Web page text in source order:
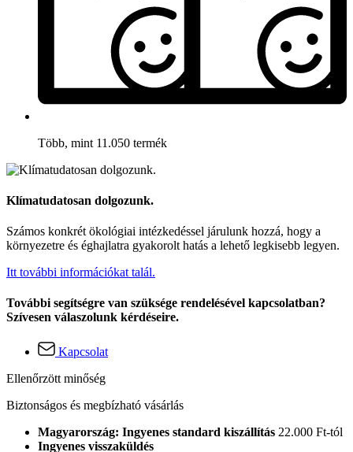
Több, mint 11.050 termék
Klímatudatosan dolgozunk.
Számos konkrét ökológiai intézkedéssel járulunk hozzá, hogy a
környezetre és éghajlatra gyakorolt hatás a lehető legkisebb legyen.
Itt további információkat talál.
További segítségre van szüksége rendelésével kapcsolatban?
Szívesen válaszolunk kérdéseire.
Kapcsolat
Ellenőrzött minőség
Biztonságos és megbízható vásárlás
Magyarország: Ingyenes standard kiszállítás 22.000 Ft-tól
Ingyenes visszaküldés